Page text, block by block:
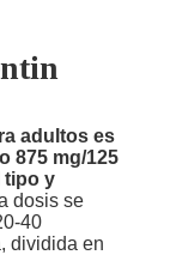
adultos es
875 mg/125
tipo y
dosis se
40
dividida en